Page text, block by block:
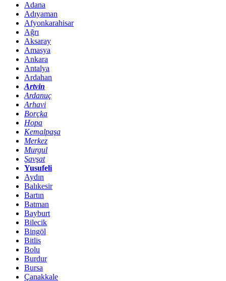
Adana
Adıyaman
Afyonkarahisar
Ağrı
Aksaray
Amasya
Ankara
Antalya
Ardahan
Artvin
Ardanuç
Arhavi
Borçka
Hopa
Kemalpaşa
Merkez
Murgul
Şavşat
Yusufeli
Aydın
Balıkesir
Bartın
Batman
Bayburt
Bilecik
Bingöl
Bitlis
Bolu
Burdur
Bursa
Çanakkale